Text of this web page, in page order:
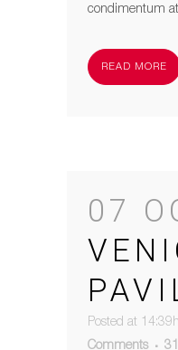
condimentum
READ MORE
07
Posted at 14:39h
Comments
31